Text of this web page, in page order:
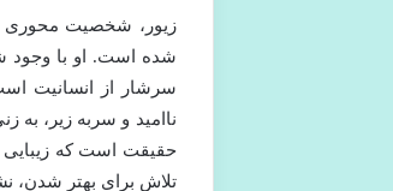
زیور، شخصیت محوری
شده است. او با وجود
سرشار از انسانیت
ناامید و سربه زیر،
حقیقت است که زیبایی
تلاش برای بهتر شدن،